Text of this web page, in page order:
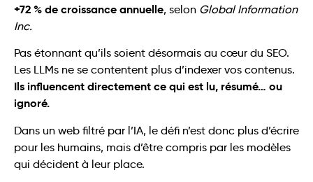
+72 % de croissance annuelle, selon Global Information
Inc.
Pas étonnant qu’ils soient désormais au cœur du SEO.
Les LLMs ne se contentent plus d’indexer vos contenus.
Ils influencent directement ce qui est lu, résumé… ou
ignoré.
Dans un web filtré par l’IA, le défi n’est donc plus d’écrire
pour les humains, mais d’être compris par les modèles
qui décident à leur place.